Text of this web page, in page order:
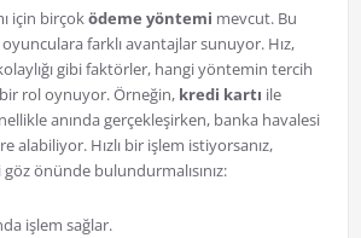
için birçoködeme yöntemi mevcut. Bu
farklı avantajlar sunuyor. Hız,
gibi faktörler, hangi yöntemin tercih
rol oynuyor. Örneğin, kredi kartı ile
anında gerçekleşirken, banka havalesi
alabiliyor. Hızlı bir işlem istiyorsanız,
önünde bulundurmalısınız:
işlem sağlar.